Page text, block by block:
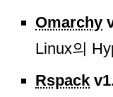
Omarchy
Linux의
Rspack